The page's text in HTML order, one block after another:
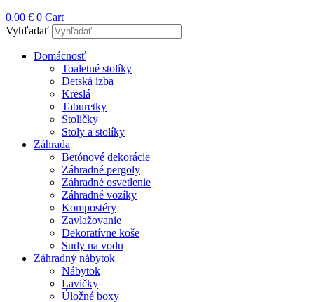
0,00 € 0 Cart
Vyhľadať
Domácnosť
Toaletné stolíky
Detská izba
Kreslá
Taburetky
Stoličky
Stoly a stolíky
Záhrada
Betónové dekorácie
Záhradné pergoly
Záhradné osvetlenie
Záhradné vozíky
Kompostéry
Zavlažovanie
Dekoratívne koše
Sudy na vodu
Záhradný nábytok
Nábytok
Lavičky
Úložné boxy